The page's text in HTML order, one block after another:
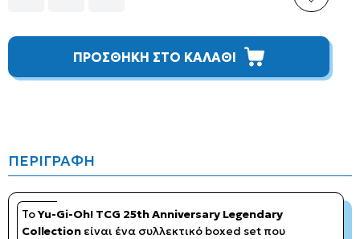
ΠΡΟΣΘΗΚΗ ΣΤΟ ΚΑΛΑΘΙ
ΠΕΡΙΓΡΑΦΗ
ΤοYu-Gi-Oh! TCG 25th Anniversary Legendary
Collection είναι ένα συλλεκτικό boxed set που